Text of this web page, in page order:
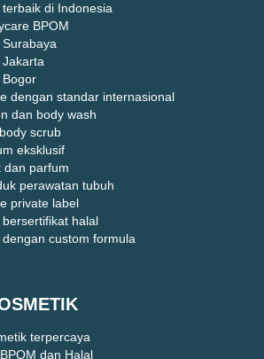
di Indonesia
BPOM
dengan standar internasional
dan body wash
scrub
eksklusif
dan parfum
perawatan tubuh
private label
halal
custom formula
terpercaya
dan Halal